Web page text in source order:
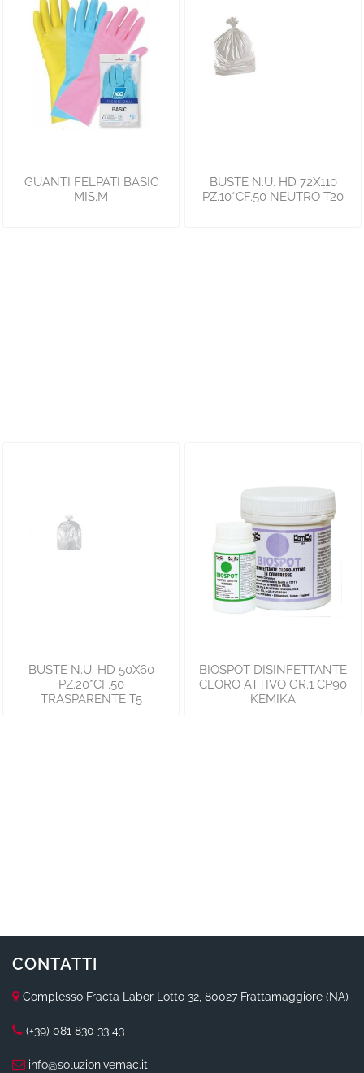
GUANTI FELPATI BASIC
MIS.M
BUSTE N.U. HD 72X110
PZ.10*CF.50 NEUTRO T20
BUSTE N.U. HD 50X60
PZ.20*CF.50
TRASPARENTE T5
BIOSPOT DISINFETTANTE
CLORO ATTIVO GR.1 CP90
KEMIKA
CONTATTI
Complesso Fracta Labor Lotto 32, 80027 Frattamaggiore (NA)
(+39) 081 830 33 43
info@soluzionivemac.it